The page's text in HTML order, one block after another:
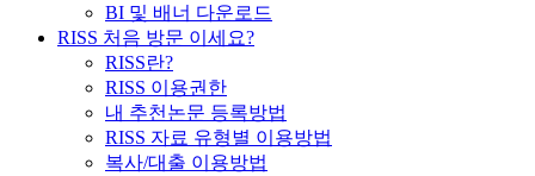
BI 및 배너 다운로드
RISS 처음 방문 이세요?
RISS란?
RISS 이용권한
내 추천논문 등록방법
RISS 자료 유형별 이용방법
복사/대출 이용방법